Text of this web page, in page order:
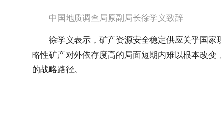
中国地质调查局原副局长徐学义致辞
徐学义表示，矿产资源安全稳定供应关乎国
略性矿产对外依存度高的局面短期内难以根本改
的战略路径。